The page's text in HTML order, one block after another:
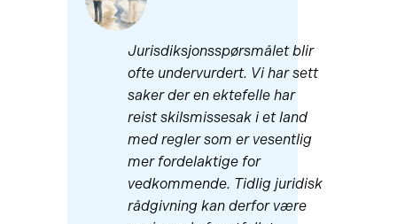
Jurisdiksjonsspørsmålet blir
ofte undervurdert. Vi har sett
saker der en ektefelle har
reist skilsmissesak i et land
med regler som er vesentlig
mer fordelaktige for
vedkommende. Tidlig juridisk
rådgivning kan derfor være